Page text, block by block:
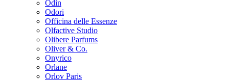
Odin
Odori
Officina delle Essenze
Olfactive Studio
Olibere Parfums
Oliver & Co.
Onyrico
Orlane
Orlov Paris